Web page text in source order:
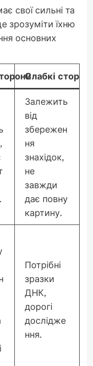
свої сильні та
зрозуміти їхню
основних
Слабкі
Залежить
від
збережен
ня
знахідок,
не
завжди
дає повну
картину.
Потрібні
зразки
ДНК,
дорогі
дослідже
ння.